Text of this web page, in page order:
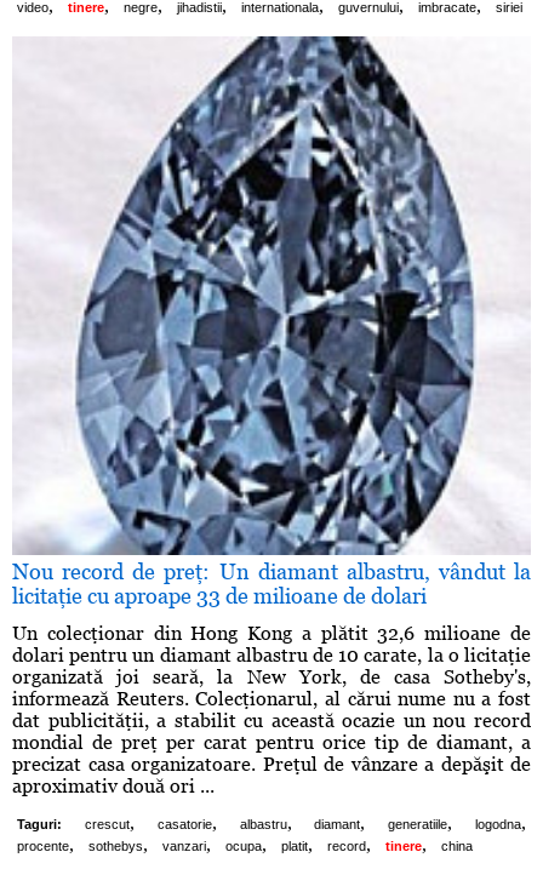
video, tinere, negre, jihadistii, internationala, guvernului, imbracate, siriei
Nou record de preţ: Un diamant albastru, vândut la
licitaţie cu aproape 33 de milioane de dolari
Un colecţionar din Hong Kong a plătit 32,6 milioane de
dolari pentru un diamant albastru de 10 carate, la o licitaţie
organizată joi seară, la New York, de casa Sotheby's,
informează Reuters. Colecţionarul, al cărui nume nu a fost
dat publicităţii, a stabilit cu această ocazie un nou record
mondial de preţ per carat pentru orice tip de diamant, a
precizat casa organizatoare. Preţul de vânzare a depăşit de
aproximativ două ori ...
Taguri: crescut, casatorie, albastru, diamant, generatiile, logodna,
procente, sothebys, vanzari, ocupa, platit, record, tinere, china